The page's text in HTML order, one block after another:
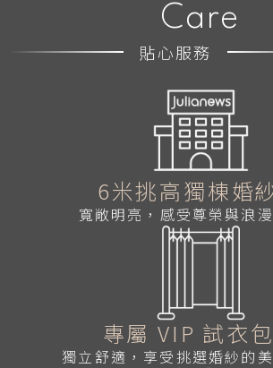
Care
貼心服務
6米挑高獨棟婚
寬敞明亮，感受尊榮與浪
專屬 VIP 試衣
獨立舒適，享受挑選婚紗的